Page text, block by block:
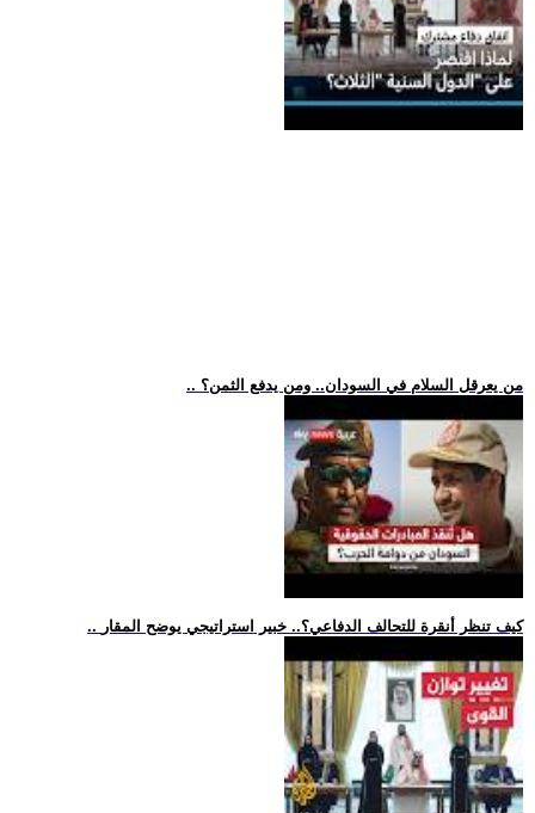
.. من يعرقل السلام في السودان.. ومن يدفع الثمن؟
.. كيف تنظر أنقرة للتحالف الدفاعي؟.. خبير استراتيجي يوضح المقار